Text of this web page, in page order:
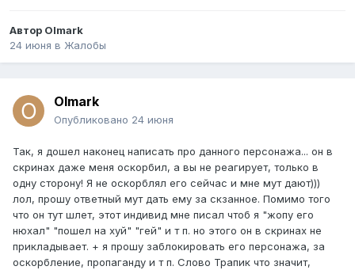
Автор Olmark
24 июня в Жалобы
Olmark
Опубликовано 24 июня
Так, я дошел наконец написать про данного персонажа... он в
скринах даже меня оскорбил, а вы не реагирует, только в
одну сторону! Я не оскорблял его сейчас и мне мут дают)))
лол, прошу ответный мут дать ему за скзанное. Помимо того
что он тут шлет, этот индивид мне писал чтоб я "жопу его
нюхал" "пошел на хуй" "гей" и т п. но этого он в скринах не
прикладывает. + я прошу заблокировать его персонажа, за
оскорбление, пропаганду и т п. Слово Трапик что значит,